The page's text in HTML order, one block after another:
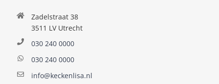
Zadelstraat 38
3511 LV Utrecht
030 240 0000
030 240 0000
info@keckenlisa.nl